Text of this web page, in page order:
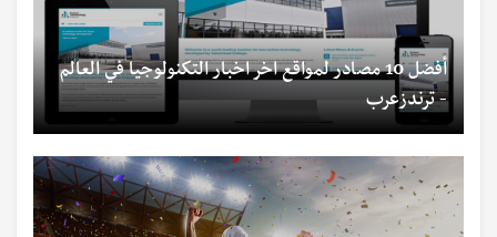
أفضل 10 مصادر لمواقع اخر اخبار التكنولوجيا في العالم
- ترندزعرب